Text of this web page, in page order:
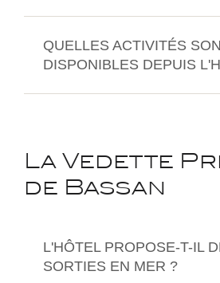
QUELLES ACTIVITÉS
DISPONIBLES DEPUIS
La Vedette
de Bassan
L'HÔTEL PROPOSE-T-IL
SORTIES EN MER ?